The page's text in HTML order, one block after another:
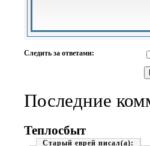
-
-
-
Следить за ответами:
Последние
Теплосбыт
Старый еврей